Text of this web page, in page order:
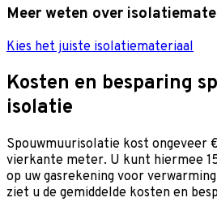
Meer weten over
Kies het juiste isolatiemateriaal
Kosten en besparing
isolatie
Spouwmuurisolatie kost ongeveer
vierkante meter. U kunt hiermee
op uw gasrekening voor
ziet u de gemiddelde kosten en